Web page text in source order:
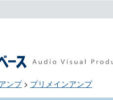
ンプ> プリメインアンプ